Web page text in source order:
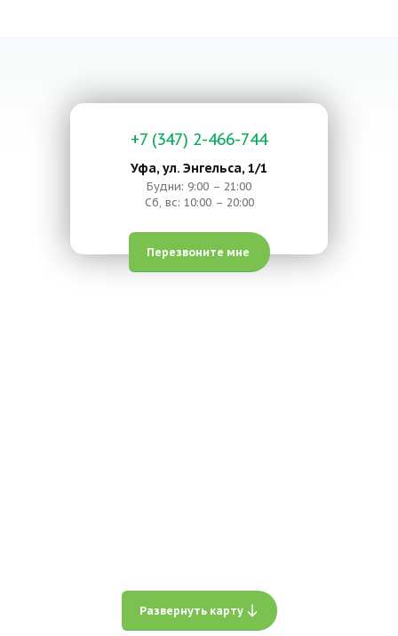
+7 (347) 2-466-744
Уфа, ул. Энгельса, 1/1
Будни: 9:00 – 21:00
Сб, вс: 10:00 – 20:00
Перезвоните мне
Развернуть карту